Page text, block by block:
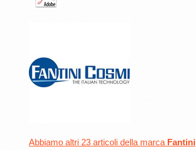
Abbiamo altri 23 articoli della marca Fantini